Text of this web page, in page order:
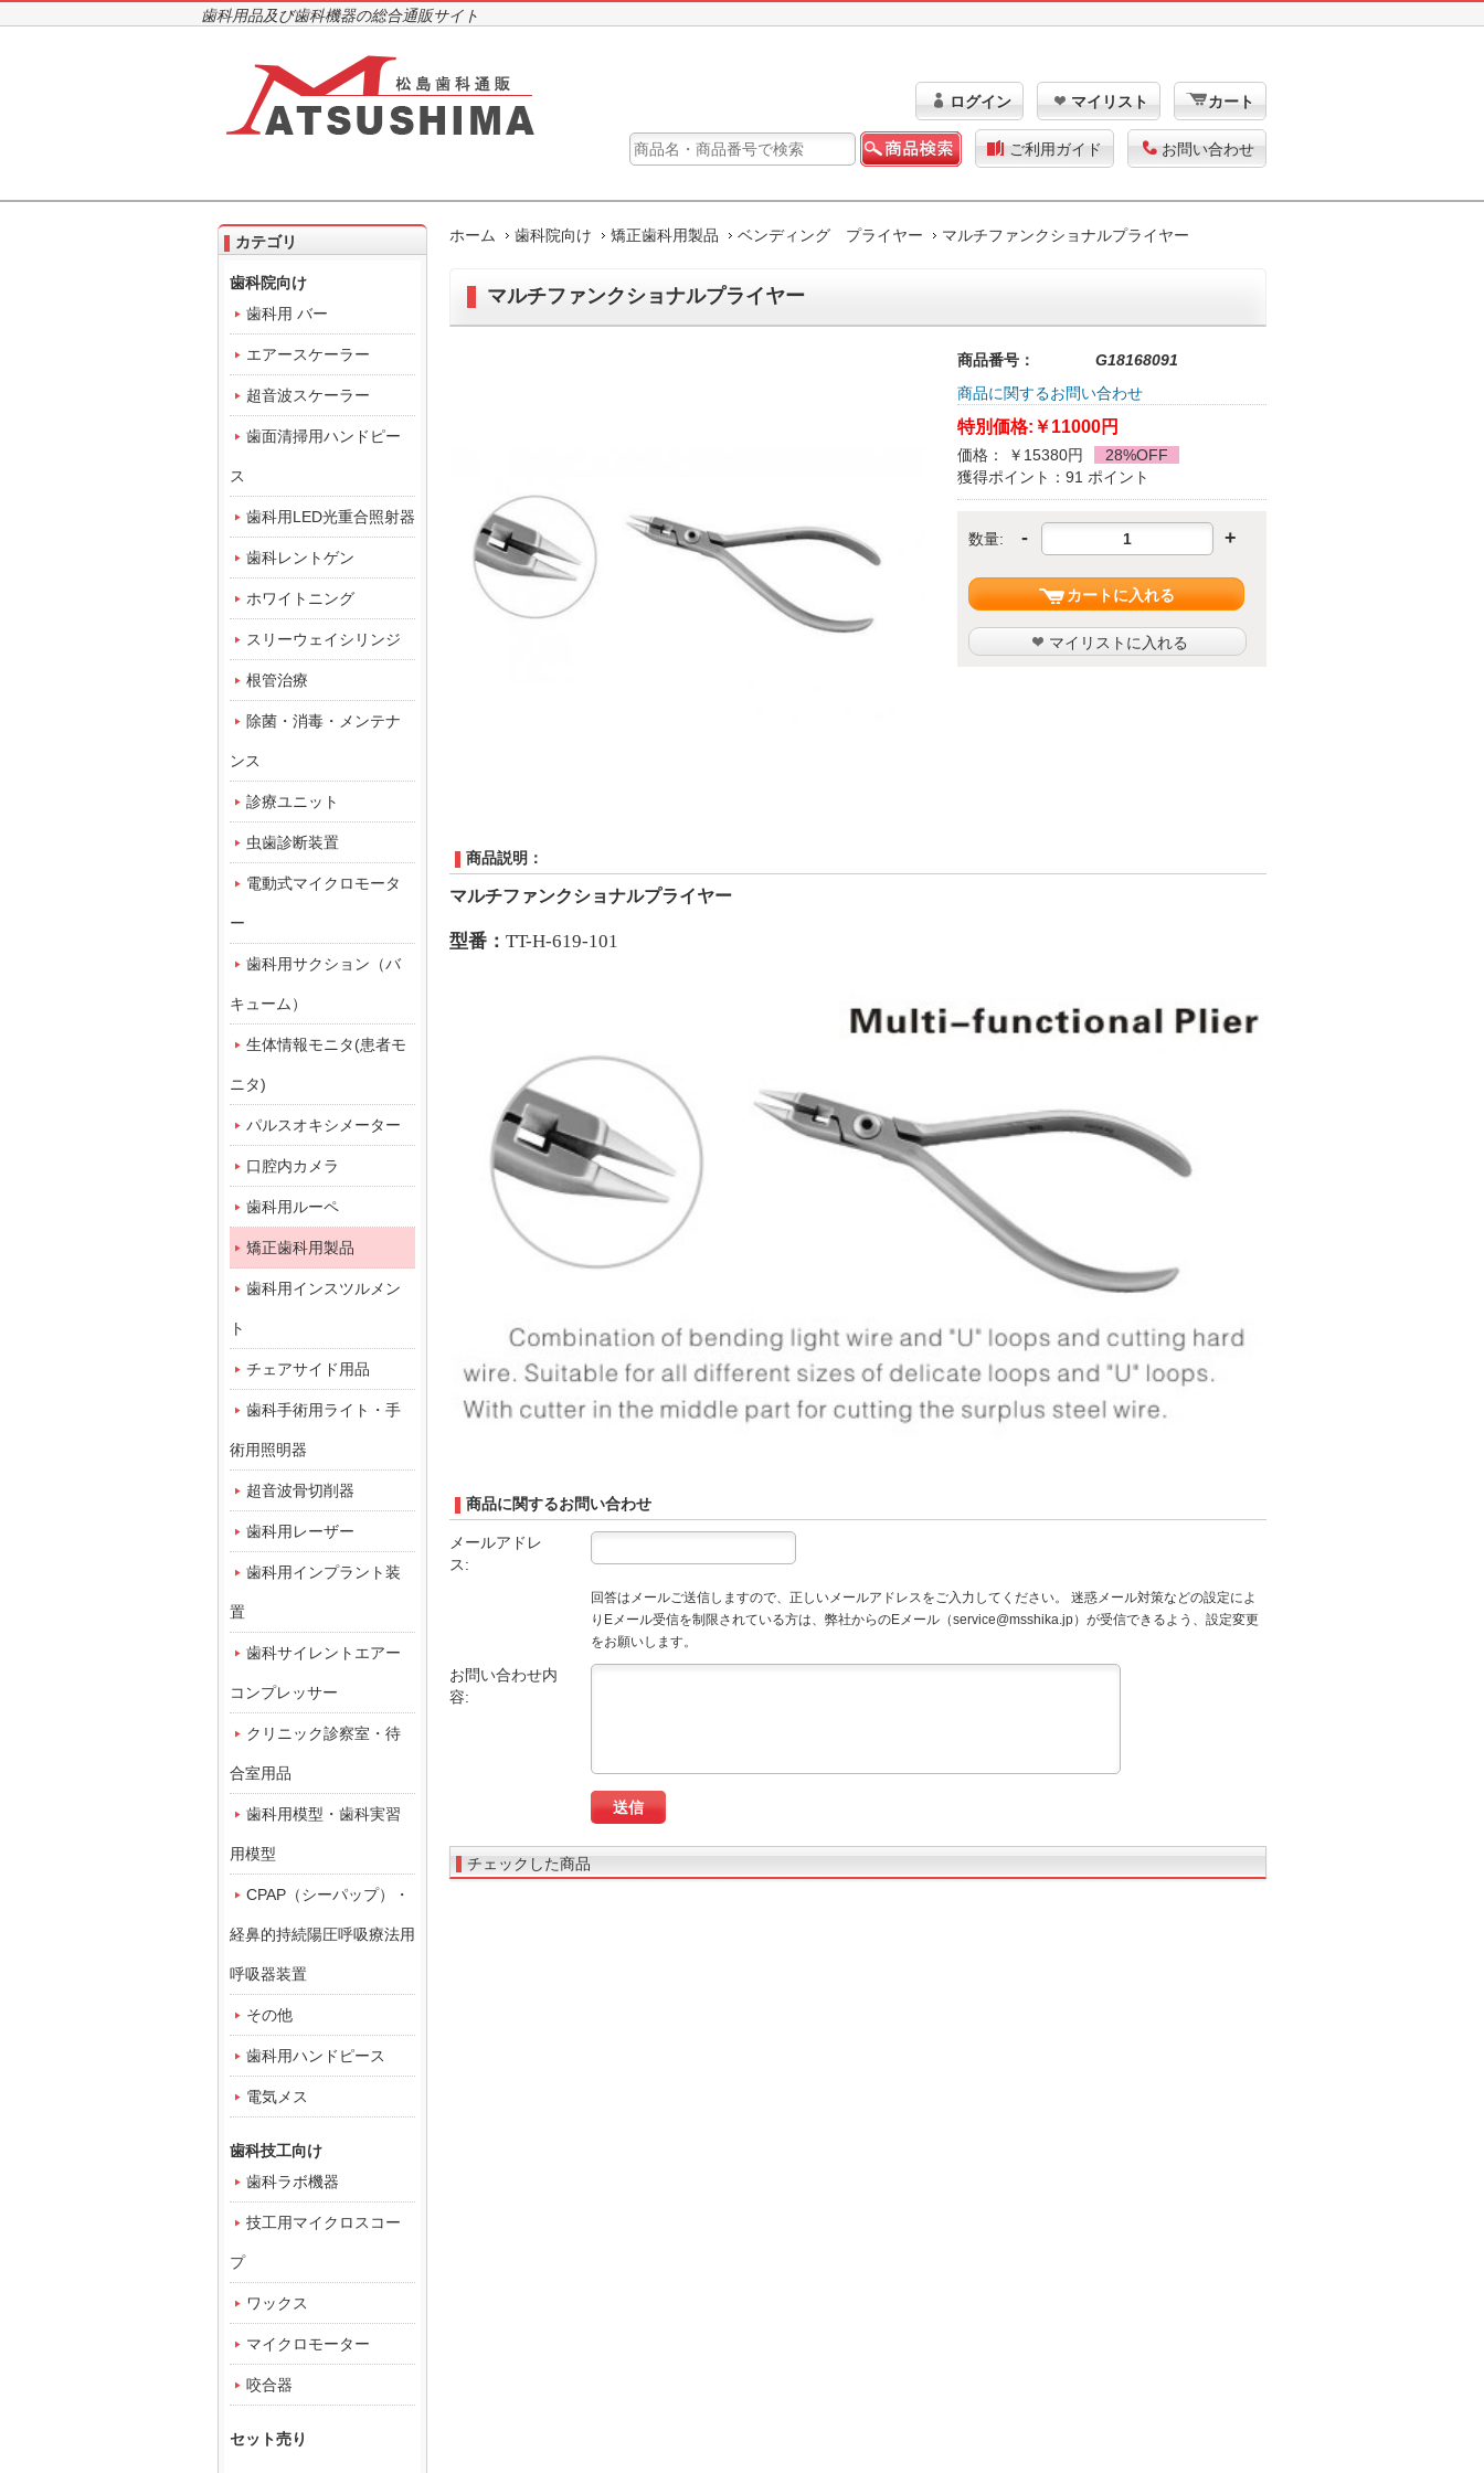
歯科用品及び歯科機器の総合通販サイト
ログイン マイリスト カート
ご利用ガイド お問い合わせ
ホーム 歯科院向け 矯正歯科用製品 ベンディング プライヤー マルチファンクショナルプライヤー
マルチファンクショナルプライヤー
商品番号：
G18168091
商品に関するお問い合わせ
特別価格: ￥11000円
価格： ￥15380円
28%OFF
獲得ポイント：91 ポイント
数量: - +
カートに入れる
マイリストに入れる
商品説明：
マルチファンクショナルプライヤー
型番： TT-H-619-101
商品に関するお問い合わせ
メールアドレ
ス:
回答はメールご送信しますので、正しいメールアドレスをご入力してください。 迷惑メール対策などの設定によ
りEメール受信を制限されている方は、弊社からのEメール（service@msshika.jp）が受信できるよう、設定変更
をお願いします。
お問い合わせ内
容:
チェックした商品
カテゴリ
歯科院向け
歯科用 バー
エアースケーラー
超音波スケーラー
歯面清掃用ハンドピー
ス
歯科用LED光重合照射器
歯科レントゲン
ホワイトニング
スリーウェイシリンジ
根管治療
除菌・消毒・メンテナ
ンス
診療ユニット
虫歯診断装置
電動式マイクロモータ
ー
歯科用サクション（バ
キューム）
生体情報モニタ(患者モ
ニタ)
パルスオキシメーター
口腔内カメラ
歯科用ルーペ
矯正歯科用製品
歯科用インスツルメン
ト
チェアサイド用品
歯科手術用ライト・手
術用照明器
超音波骨切削器
歯科用レーザー
歯科用インプラント装
置
歯科サイレントエアー
コンプレッサー
クリニック診察室・待
合室用品
歯科用模型・歯科実習
用模型
CPAP（シーパップ）・
経鼻的持続陽圧呼吸療法用
呼吸器装置
その他
歯科用ハンドピース
電気メス
歯科技工向け
歯科ラボ機器
技工用マイクロスコー
プ
ワックス
マイクロモーター
咬合器
セット売り